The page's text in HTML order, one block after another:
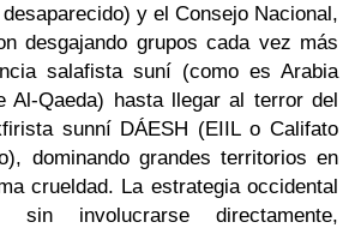
y el Consejo Nacional,
desgajando grupos cada vez más
salafista suní (como es Arabia
Al-Qaeda) hasta llegar al terror del
sunní DÁESH (EIIL o Califato
dominando grandes territorios en
crueldad. La estrategia occidental
sin involucrarse directamente,